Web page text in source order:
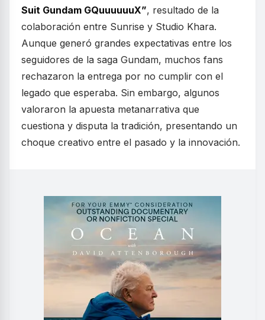
Suit Gundam GQuuuuuuX”, resultado de la
colaboración entre Sunrise y Studio Khara.
Aunque generó grandes expectativas entre los
seguidores de la saga Gundam, muchos fans
rechazaron la entrega por no cumplir con el
legado que esperaba. Sin embargo, algunos
valoraron la apuesta metanarrativa que
cuestiona y disputa la tradición, presentando un
choque creativo entre el pasado y la innovación.